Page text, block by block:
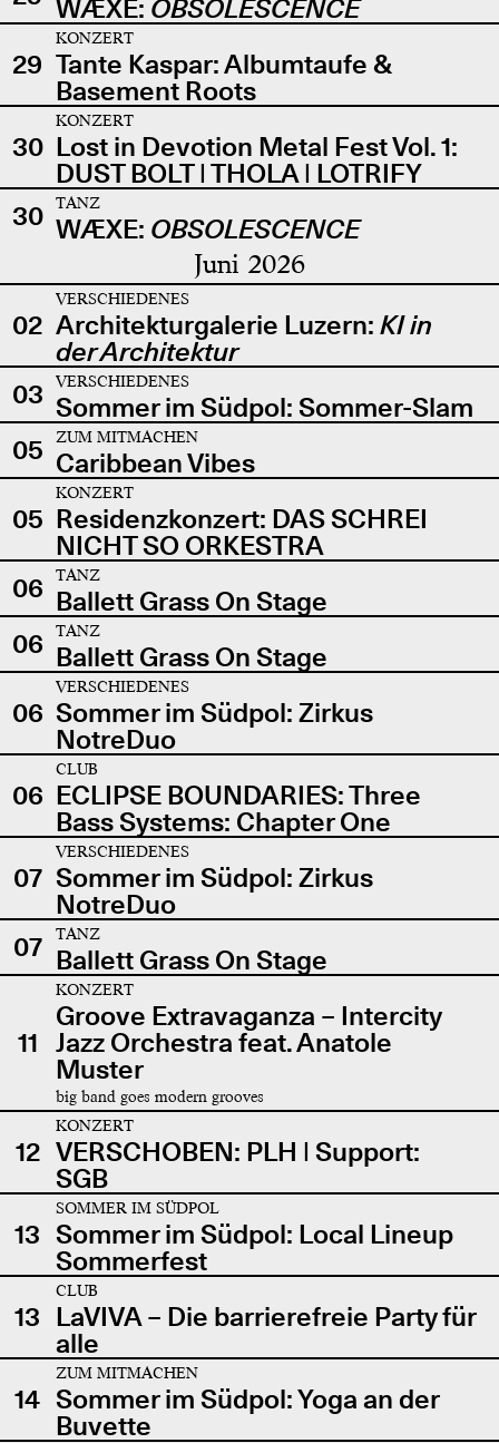
WÆXE: OBSOLESCENCE
29
KONZERT
Tante Kaspar: Albumtaufe &
Basement Roots
30
KONZERT
Lost in Devotion Metal Fest Vol. 1:
DUST BOLT | THOLA | LOTRIFY
30
TANZ
WÆXE: OBSOLESCENCE
Juni 2026
02
VERSCHIEDENES
Architekturgalerie Luzern: KI in
der Architektur
03
VERSCHIEDENES
Sommer im Südpol: Sommer-Slam
05
ZUM MITMACHEN
Caribbean Vibes
05
KONZERT
Residenzkonzert: DAS SCHREI
NICHT SO ORKESTRA
06
TANZ
Ballett Grass On Stage
06
TANZ
Ballett Grass On Stage
06
VERSCHIEDENES
Sommer im Südpol: Zirkus
NotreDuo
06
CLUB
ECLIPSE BOUNDARIES: Three
Bass Systems: Chapter One
07
VERSCHIEDENES
Sommer im Südpol: Zirkus
NotreDuo
07
TANZ
Ballett Grass On Stage
11
KONZERT
Groove Extravaganza – Intercity
Jazz Orchestra feat. Anatole
Muster
big band goes modern grooves
12
KONZERT
VERSCHOBEN: PLH | Support:
SGB
13
SOMMER IM SÜDPOL
Sommer im Südpol: Local Lineup
Sommerfest
13
CLUB
LaVIVA – Die barrierefreie Party für
alle
14
ZUM MITMACHEN
Sommer im Südpol: Yoga an der
Buvette